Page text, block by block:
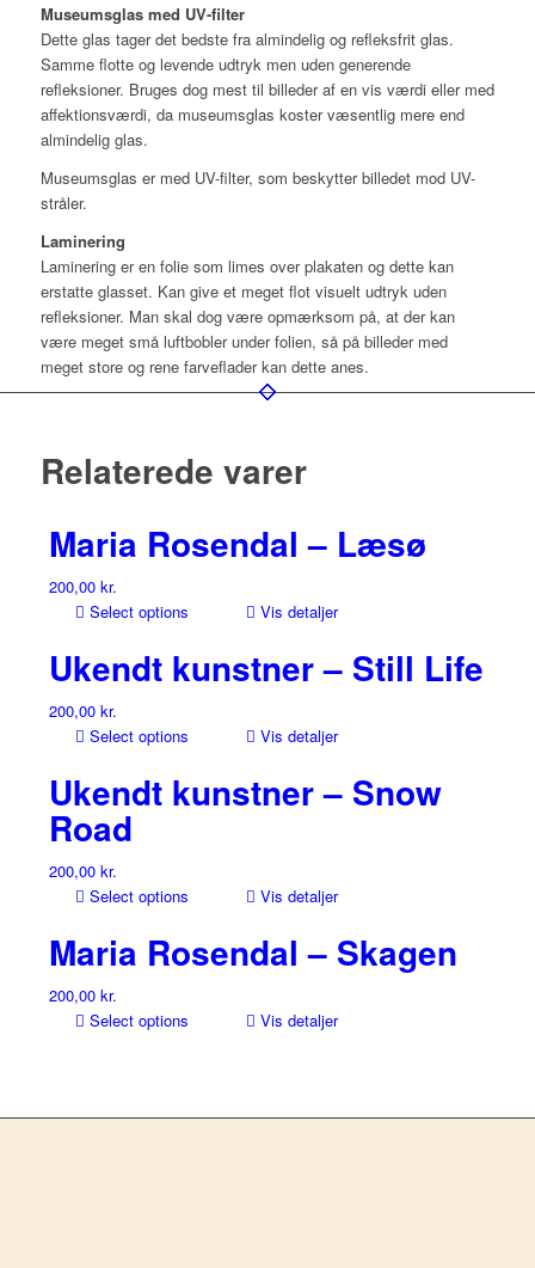
Museumsglas med UV-filter
Dette glas tager det bedste fra almindelig og refleksfrit glas.
Samme flotte og levende udtryk men uden generende
refleksioner. Bruges dog mest til billeder af en vis værdi eller med
affektionsværdi, da museumsglas koster væsentlig mere end
almindelig glas.
Museumsglas er med UV-filter, som beskytter billedet mod UV-
stråler.
Laminering
Laminering er en folie som limes over plakaten og dette kan
erstatte glasset. Kan give et meget flot visuelt udtryk uden
refleksioner. Man skal dog være opmærksom på, at der kan
være meget små luftbobler under folien, så på billeder med
meget store og rene farveflader kan dette anes.
Relaterede varer
Maria Rosendal – Læsø
200,00 kr.
Select options
Vis detaljer
Ukendt kunstner – Still Life
200,00 kr.
Select options
Vis detaljer
Ukendt kunstner – Snow
Road
200,00 kr.
Select options
Vis detaljer
Maria Rosendal – Skagen
200,00 kr.
Select options
Vis detaljer